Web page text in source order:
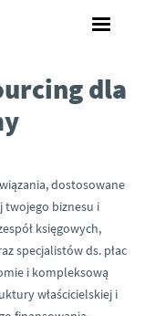
dla
dostosowane
biznesu i
księgowych,
specjalistów ds. płac
i kompleksową
właścicielskiej i